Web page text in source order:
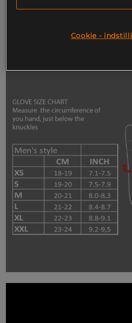
luftgennemstrømning under
Cookie -